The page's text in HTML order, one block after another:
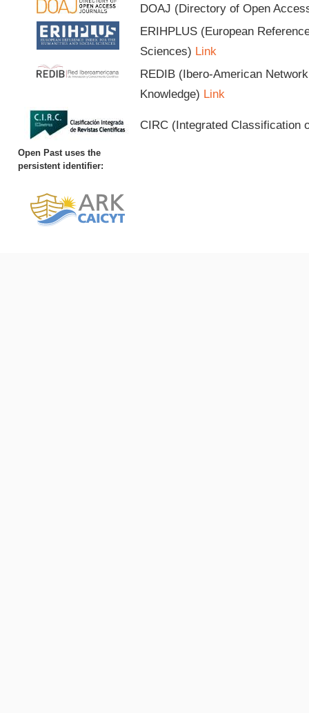
DOAJ (Directory of Open
ERIHPLUS (European
Sciences) Link
REDIB (Ibero-American
Knowledge) Link
CIRC (Integrated Classification
Open Past uses the
persistent identifier: